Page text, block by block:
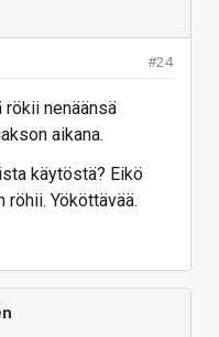
#24
rökii nenäänsä
aikana.
käytöstä? Eikö
Yököttävää.